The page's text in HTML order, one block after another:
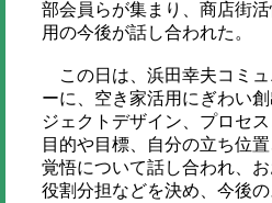
部会員らが集まり、商店街
用の今後が話し合われた。
この日は、浜田幸夫コミュ
ーに、空き家活用にぎわい
ジェクトデザイン、プロセ
目的や目標、自分の立ち位
覚悟について話し合われ、お
役割分担などを決め、今後